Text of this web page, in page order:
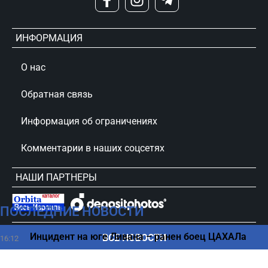
ПОСЛЕДНИЕ НОВОСТИ
16:12 Инцидент на юге Ливана – ранен боец ЦАХАЛа
ВСЕ НОВОСТИ
ИНФОРМАЦИЯ
О нас
Обратная связь
Информация об ограничениях
Комментарии в наших соцсетях
НАШИ ПАРТНЕРЫ
сursorinfo.co.il © Все права защищены